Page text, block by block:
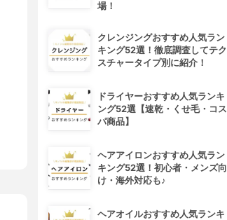
場！
クレンジングおすすめ人気ラン
キング52選！徹底調査してテク
スチャータイプ別に紹介！
ドライヤーおすすめ人気ランキ
ング52選【速乾・くせ毛・コス
パ商品】
ヘアアイロンおすすめ人気ラン
キング52選！初心者・メンズ向
け・海外対応も♪
ヘアオイルおすすめ人気ランキ